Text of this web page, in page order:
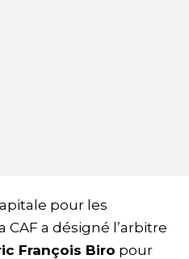
pour les
CAF a désigné l’arbitre
François Biro pour